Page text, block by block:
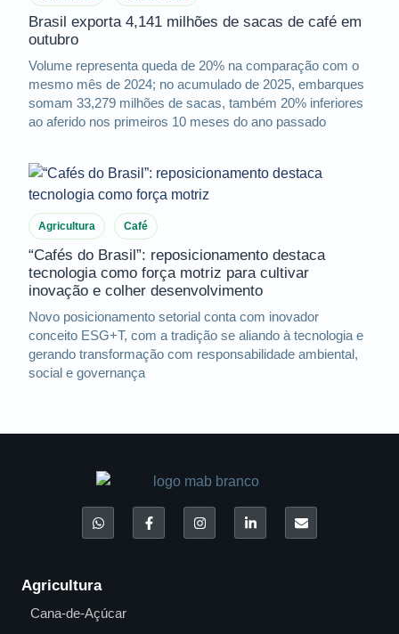
Brasil exporta 4,141 milhões de sacas de café em
outubro
Volume representa queda de 20% na comparação com o
mesmo mês de 2024; no acumulado de 2025, embarques
somam 33,279 milhões de sacas, também 20% inferiores
ao aferido nos primeiros 10 meses do ano passado
Agricultura Café
“Cafés do Brasil”: reposicionamento destaca
tecnologia como força motriz para cultivar
inovação e colher desenvolvimento
Novo posicionamento setorial conta com inovador
conceito ESG+T, com a tradição se aliando à tecnologia e
gerando transformação com responsabilidade ambiental,
social e governança
Agricultura
Cana-de-Açúcar